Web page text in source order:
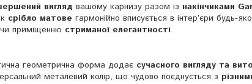
вигляд вашому карнизу разом із накінчиками
срібло матове гармонійно вписується в інтер’єри будь-
приміщенню стриманої елегантності.
геометрична форма додає сучасного вигляду та
металевий колір, що чудово поєднується з